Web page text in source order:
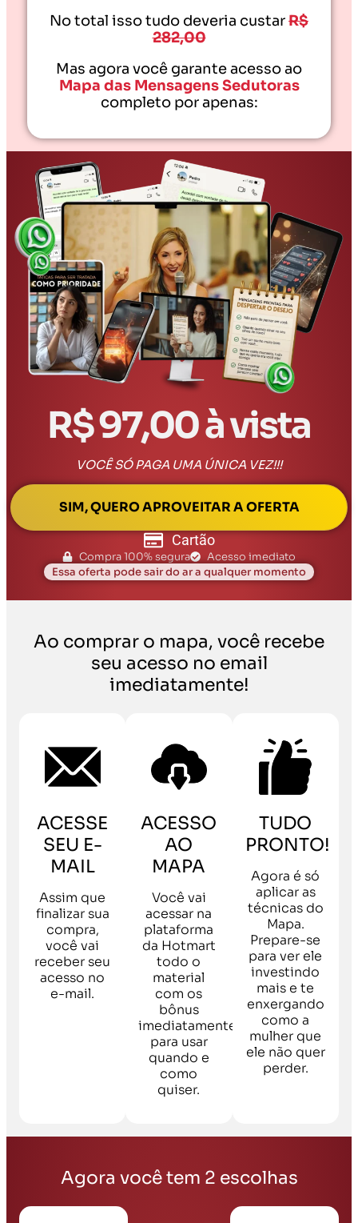
No total isso tudo deveria custarR$
282,00
Mas agora você garante acesso ao
Mapa das Mensagens Sedutoras
completo por apenas:
R$ 97,00 à vista
VOCÊ SÓ PAGA UMA ÚNICA VEZ!!!
SIM, QUERO APROVEITAR A OFERTA
Cartão
Compra 100% segura
Acesso imediato
Essa oferta pode sair do ar a qualquer momento
Ao comprar o mapa, você recebe
seu acesso no email
imediatamente!
ACESSE
SEU E-
MAIL
Assim que
finalizar sua
compra,
você vai
receber seu
acesso no
e-mail.
ACESSO
AO
MAPA
Você vai
acessar na
plataforma
da Hotmart
todo o
material
com os
bônus
imediatamente
para usar
quando e
como
quiser.
TUDO
PRONTO!
Agora é só
aplicar as
técnicas do
Mapa.
Prepare-se
para ver ele
investindo
mais e te
enxergando
como a
mulher que
ele não quer
perder.
Agora você tem 2 escolhas